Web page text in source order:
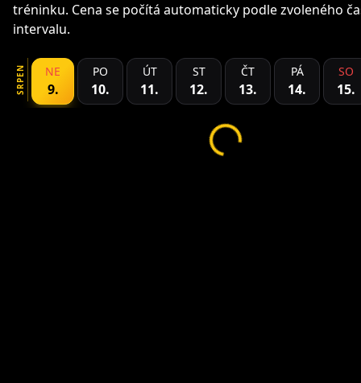
tréninku. Cena se počítá automaticky podle zvoleného
intervalu.
SRPEN NE
9.
PO
10.
ÚT
11.
ST
12.
ČT
13.
PÁ
14.
SO
15.